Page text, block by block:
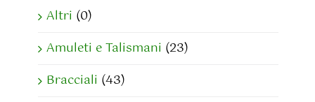
Altri (0)
Amuleti e Talismani (23)
Bracciali (43)